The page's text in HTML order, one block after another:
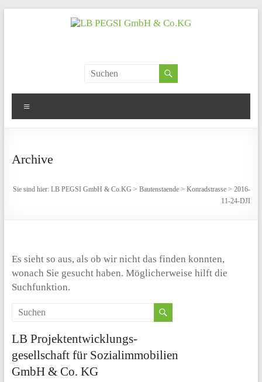
PEGSI
&
&
Co.
KG
Archive
Sie sind hier:LB PEGSI GmbH & Co.KG >Bautenstaende >Konradstrasse >2016-
11-24-DJI
Es sieht so aus, als ob wir nicht das finden konnten,
wonach Sie gesucht haben. Möglicherweise hilft die
Suchfunktion.
LB Projektentwicklungs-
gesellschaft für Sozialimmobilien
GmbH & Co. KG